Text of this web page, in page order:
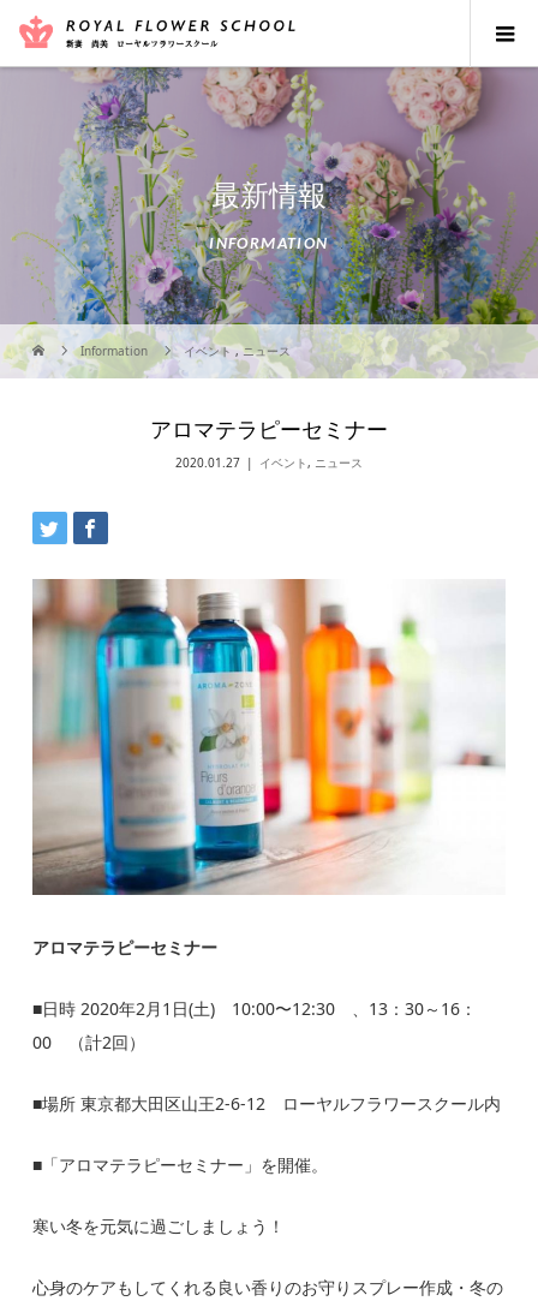
最新情報
INFORMATION
Information イベント ,ニュース
アロマテラピーセミナー
2020.01.27 イベント, ニュース
アロマテラピーセミナー
■日時 2020年2月1日(土) 10:00〜12:30 、13：30～16：
00 （計2回）
■場所 東京都大田区山王2-6-12 ローヤルフラワースクール内
■「アロマテラピーセミナー」を開催。
寒い冬を元気に過ごしましょう！
心身のケアもしてくれる良い香りのお守りスプレー作成・冬の